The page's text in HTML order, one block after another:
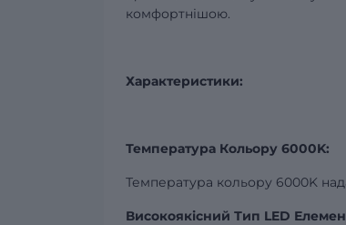
комфортнішою.
Характеристики:
Температура Кольору 6000K:
Температура кольору 6000K
Високоякісний Тип LED